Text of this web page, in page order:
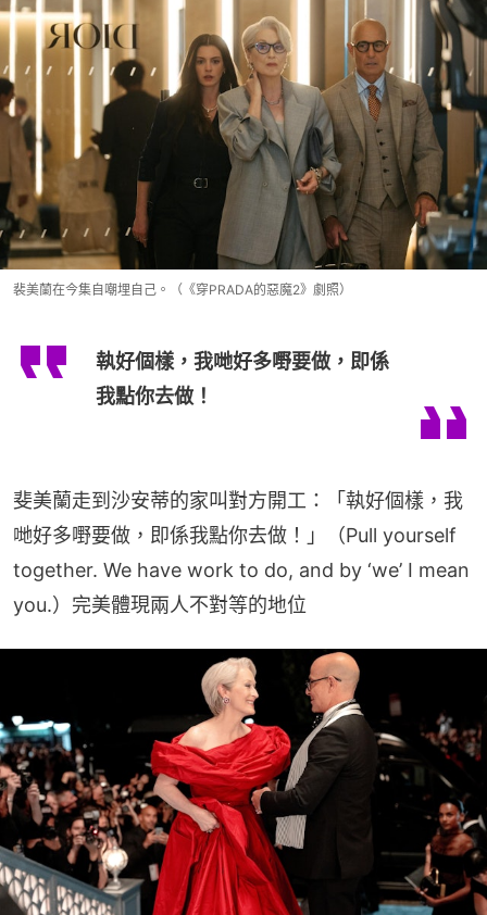
裴美蘭在今集自嘲埋自己。（《穿PRADA的惡魔2》劇照）
執好個樣，我哋好多嘢要做，即係
我點你去做！
斐美蘭走到沙安蒂的家叫對方開工：「執好個樣，我
哋好多嘢要做，即係我點你去做！」（Pull yourself
together. We have work to do, and by ‘we’ I mean
you.）完美體現兩人不對等的地位